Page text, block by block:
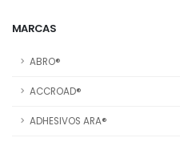
MARCAS
ABRO®
ACCROAD®
ADHESIVOS ARA®